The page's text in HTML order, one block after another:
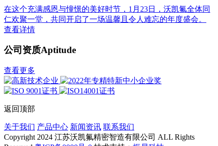
在这个充满感恩与憧憬的美好时节，1月23日，沃凯氟全体同
仁欢聚一堂，共同开启了一场温馨且令人难忘的年度盛会。
查看详情
公司资质Aptitude
查看更多
返回顶部
关于我们 产品中心 新闻资讯 联系我们
Copyright 2024 江苏沃凯氟精密智造有限公司 ALL Rights